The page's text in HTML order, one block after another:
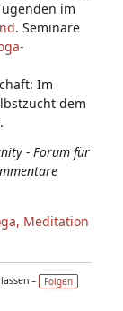
im
. Seminare
Im
dem
- Forum für
Meditation
– Folgen